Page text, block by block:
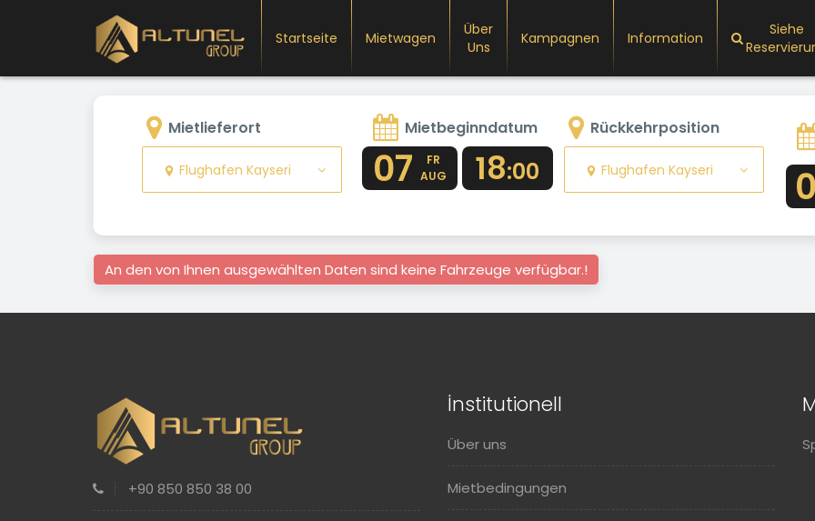
Startseite Mietwagen
Über
Uns
Kampagnen Information
Siehe
Mietlieferort
Flughafen Kayseri
Mietbeginndatum
07
FR
AUG
18:00
Rückkehrposition
Flughafen Kayseri
An den von Ihnen ausgewählten Daten sind keine Fahrzeuge verfügbar.!
+90 850 850 38 00
İnstitutionell
Über uns
Mietbedingungen